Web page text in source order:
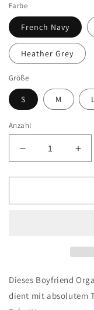
Farbe
French Navy
Heather Grey
Größe
S M
Anzahl
Verringere
die
Menge
Oversize
die
Dieses Boyfriend
dient mit absolutem